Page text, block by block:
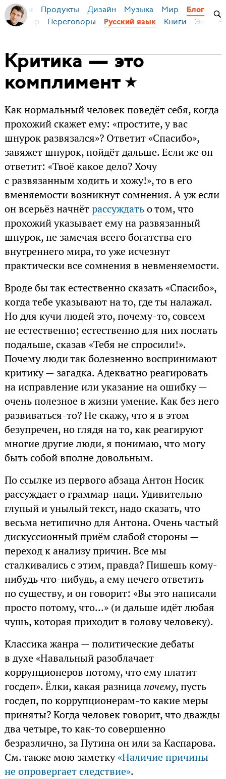
Бирман Продукты Дизайн Музыка Мир Блог
Мир Переговоры Русский язык Книги
Критика — это
комплимент
Как нормальный человек поведёт себя, когда
прохожий скажет ему: «простите, у вас
шнурок развязался»? Ответит «Спасибо»,
завяжет шнурок, пойдёт дальше. Если же он
ответит: «Твоё какое дело? Хочу
с развязанным ходить и хожу!», то в его
вменяемости возникнут сомнения. А уж если
он всерьёз начнётрассуждатьо том, что
прохожий указывает ему на развязанный
шнурок, не замечая всего богатства его
внутреннего мира, то уже исчезнут
практически все сомнения в невменяемости.
Вроде бы так естественно сказать «Спасибо»,
когда тебе указывают на то, где ты налажал.
Но для кучи людей это, почему-то, совсем
не естественно; естественно для них послать
подальше, сказав «Тебя не спросили!».
Почему люди так болезненно воспринимают
критику — загадка. Адекватно реагировать
на исправление или указание на ошибку —
очень полезное в жизни умение. Как без него
развиваться-то? Не скажу, что я в этом
безупречен, но глядя на то, как реагируют
многие другие люди, я понимаю, что могу
быть собой вполне довольным.
По ссылке из первого абзаца Антон Носик
рассуждает о граммар-наци. Удивительно
глупый и унылый текст, надо сказать, что
весьма нетипично для Антона. Очень частый
дискуссионный приём слабой стороны —
переход к анализу причин. Все мы
сталкивались с этим, правда? Пишешь кому-
нибудь что-нибудь, а ему нечего ответить
по существу, и он говорит: «Вы это написали
просто потому, что...» (и дальше идёт любая
чушь, которая приходит в голову человеку).
Классика жанра — политические дебаты
в духе «Навальный разоблачает
коррупционеров потому, что ему платит
госдеп». Ёлки, какая разница почему, пусть
госдеп, по коррупционерам-то какие меры
приняты? Когда человек говорит, что дважды
два четыре, то как-то совершенно
безразлично, за Путина он или за Каспарова.
См. также мою заметку«Наличие причины
не опровергает следствие».